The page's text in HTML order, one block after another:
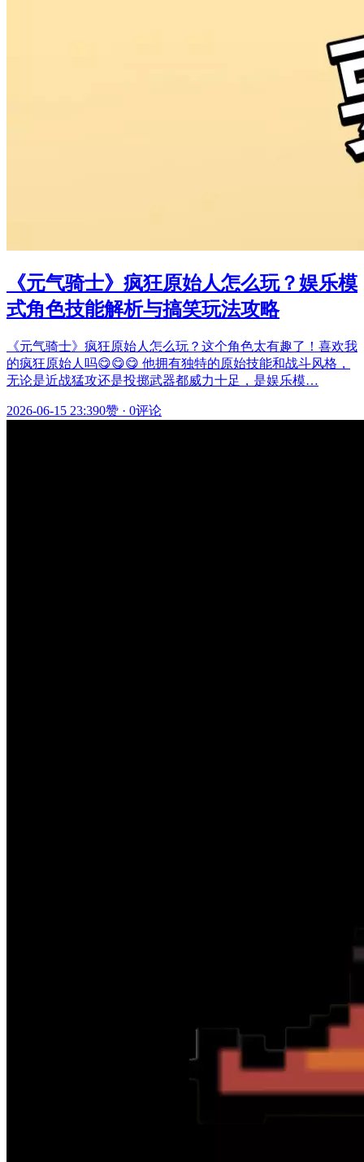
《元气骑士》疯狂原始人怎么玩？娱乐模
式角色技能解析与搞笑玩法攻略
《元气骑士》疯狂原始人怎么玩？这个角色太有趣了！喜欢我
的疯狂原始人吗😋😋😋 他拥有独特的原始技能和战斗风格，
无论是近战猛攻还是投掷武器都威力十足，是娱乐模…
2026-06-15 23:390赞 · 0评论